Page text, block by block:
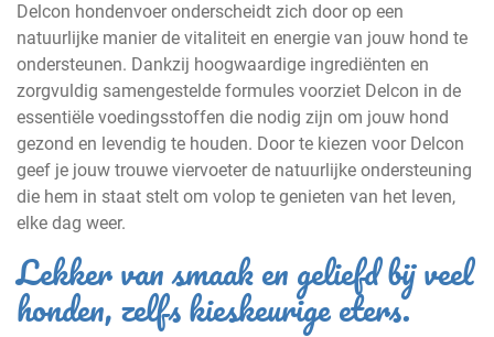
Delcon hondenvoer onderscheidt zich door op een
natuurlijke manier de vitaliteit en energie van jouw hond te
ondersteunen. Dankzij hoogwaardige ingrediënten en
zorgvuldig samengestelde formules voorziet Delcon in de
essentiële voedingsstoffen die nodig zijn om jouw hond
gezond en levendig te houden. Door te kiezen voor Delcon
geef je jouw trouwe viervoeter de natuurlijke ondersteuning
die hem in staat stelt om volop te genieten van het leven,
elke dag weer.
Lekker van smaak en geliefd bij veel
honden, zelfs kieskeurige eters.